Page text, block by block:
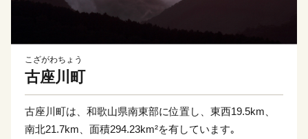
こざがわちょう
古座川町
古座川町は、和歌山県南東部に位置し、東西19.5km、
南北21.7km、面積294.23km²を有しています｡